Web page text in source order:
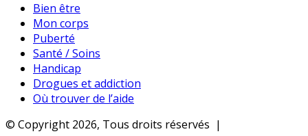
Bien être
Mon corps
Puberté
Santé / Soins
Handicap
Drogues et addiction
Où trouver de l’aide
© Copyright 2026, Tous droits réservés |